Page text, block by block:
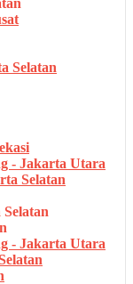
Selatan
- Jakarta Utara
Selatan
- Jakarta Utara